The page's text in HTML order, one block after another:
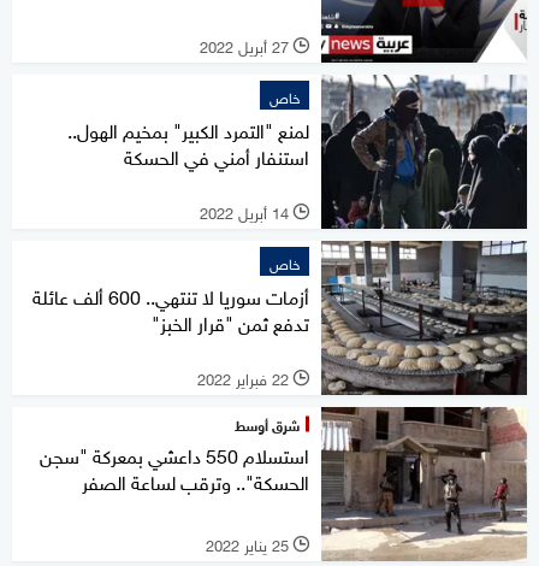
l 27 أبريل 2022
خاص
لمنع "التمرد الكبير" بمخيم الهول..
استنفار أمني في الحسكة
l 14 أبريل 2022
خاص
أزمات سوريا لا تنتهي.. 600 ألف عائلة
تدفع ثمن "قرار الخبز"
l 22 فبراير 2022
شرق أوسط
استسلام 550 داعشي بمعركة "سجن
الحسكة".. وترقب لساعة الصفر
l 25 يناير 2022